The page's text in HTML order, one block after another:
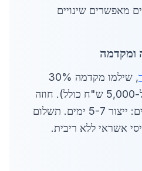
מאפשרים שינויים
, שילמו מקדמה 30%
(לדוגמה, 1,500 ש"ח ל-5,000 ש"ח כולל). חוזה
דיגיטלי כולל לוחות זמנים: ייצור 5-7 ימים. תשלום
אשראי ללא ריבית.